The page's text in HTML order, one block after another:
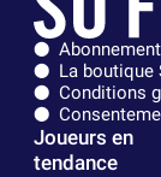
La boutique
Conditions
Joueurs en
tendance